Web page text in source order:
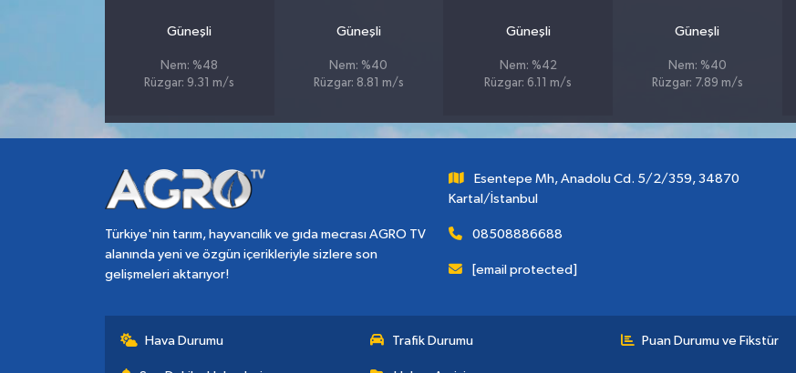
Güneşli
Nem: %48
Rüzgar: 9.31 m/s
Güneşli
Nem: %40
Rüzgar: 8.81 m/s
Güneşli
Nem: %42
Rüzgar: 6.11 m/s
Güneşli
Nem: %40
Rüzgar: 7.89 m/s
Türkiye'nin tarım, hayvancılık ve gıda mecrası AGRO TV
alanında yeni ve özgün içerikleriyle sizlere son
gelişmeleri aktarıyor!
Esentepe Mh, Anadolu Cd. 5/2/359, 34870
Kartal/İstanbul
08508886688
[email protected]
Hava Durumu Trafik Durumu Puan Durumu ve Fikstür